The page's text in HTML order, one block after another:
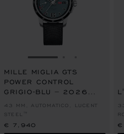
VAI ALLA SLIDE 1
VAI ALLA
MILLE MIGLIA GTS
POWER CONTROL
GRIGIO-BLU – 2026
43 MM, AUTOMATICO, LUCENT
STEEL™
€ 7,940 €